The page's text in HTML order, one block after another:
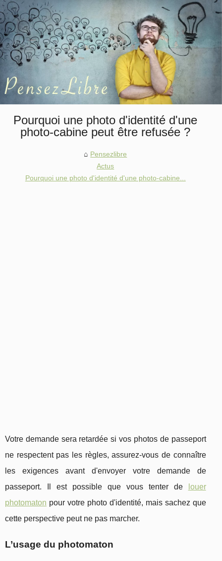
Pourquoi une photo d'identité d'une
photo-cabine peut être refusée ?
Pensezlibre
Actus
Pourquoi une photo d'identité d'une photo-cabine...
Votre demande sera retardée si vos photos de passeport
ne respectent pas les règles, assurez-vous de connaître
les exigences avant d'envoyer votre demande de
passeport. Il est possible que vous tenter de
louer
photomaton pour votre photo d'identité, mais sachez que
cette perspective peut ne pas marcher.
L’usage du photomaton